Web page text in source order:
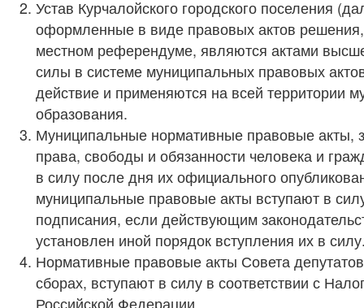
Устав Курчалойского городского поселения
оформленные в виде правовых актов
местном референдуме, являются актами
силы в системе муниципальных правовых
действие и применяются на всей территории
образования.
Муниципальные нормативные правовые акты,
права, свободы и обязанности человека и
в силу после дня их официального
муниципальные правовые акты вступают в
подписания, если действующим
установлен иной порядок вступления их в
Нормативные правовые акты Совета
сборах, вступают в силу в соответствии с
Российской Федерации.